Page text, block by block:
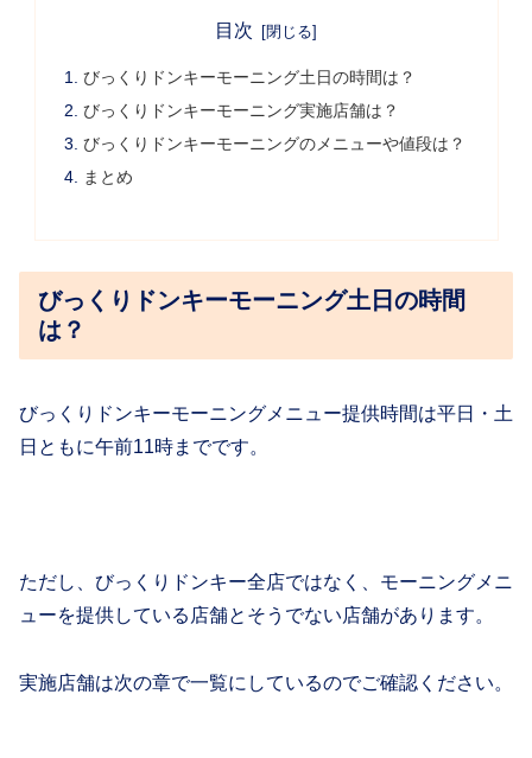
目次
びっくりドンキーモーニング土日の時間は？
びっくりドンキーモーニング実施店舗は？
びっくりドンキーモーニングのメニューや値段は？
まとめ
びっくりドンキーモーニング土日の時間
は？
びっくりドンキーモーニングメニュー提供時間は平日・土
日ともに午前11時までです。
ただし、びっくりドンキー全店ではなく、モーニングメニ
ューを提供している店舗とそうでない店舗があります。
実施店舗は次の章で一覧にしているのでご確認ください。